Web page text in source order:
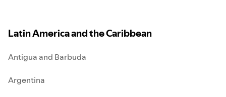
Latin America and the Caribbean
Antigua and Barbuda
Argentina